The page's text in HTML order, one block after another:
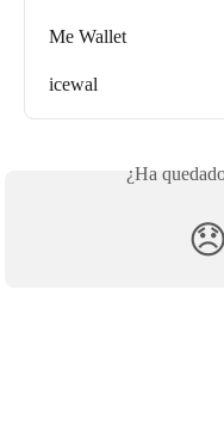
Me Wallet
icewal
¿Ha
😞